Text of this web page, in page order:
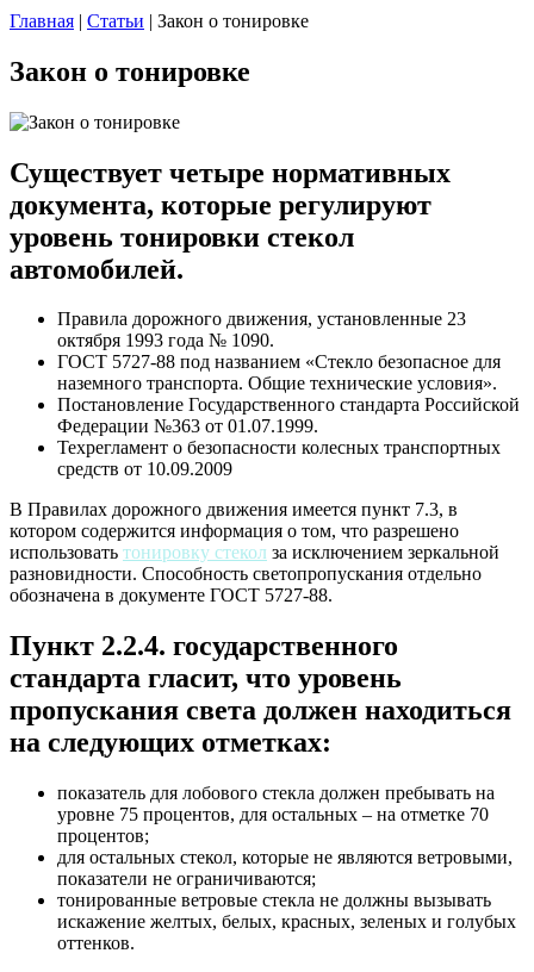
Главная | Статьи | Закон о тонировке
Закон о тонировке
Существует четыре нормативных
документа, которые регулируют
уровень тонировки стекол
автомобилей.
Правила дорожного движения, установленные 23
октября 1993 года № 1090.
ГОСТ 5727-88 под названием «Стекло безопасное для
наземного транспорта. Общие технические условия».
Постановление Государственного стандарта Российской
Федерации №363 от 01.07.1999.
Техрегламент о безопасности колесных транспортных
средств от 10.09.2009
В Правилах дорожного движения имеется пункт 7.3, в
котором содержится информация о том, что разрешено
использовать тонировку стекол за исключением зеркальной
разновидности. Способность светопропускания отдельно
обозначена в документе ГОСТ 5727-88.
Пункт 2.2.4. государственного
стандарта гласит, что уровень
пропускания света должен находиться
на следующих отметках:
показатель для лобового стекла должен пребывать на
уровне 75 процентов, для остальных – на отметке 70
процентов;
для остальных стекол, которые не являются ветровыми,
показатели не ограничиваются;
тонированные ветровые стекла не должны вызывать
искажение желтых, белых, красных, зеленых и голубых
оттенков.